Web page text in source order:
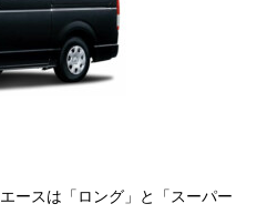
ースは「ロング」と「スーパー